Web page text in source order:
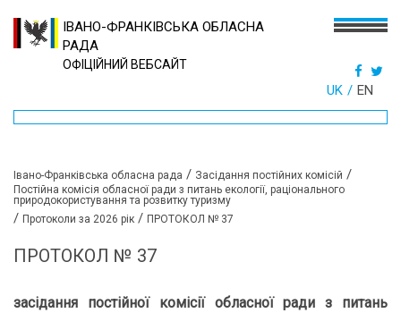
ІВАНО-ФРАНКІВСЬКА ОБЛАСНА
РАДА
ОФІЦІЙНИЙ ВЕБСАЙТ
UK EN
Івано-Франківська обласна рада / Засідання постійних комісій /
Постійна комісія обласної ради з питань екології, раціонального
природокористування та розвитку туризму
/ Протоколи за 2026 рік / ПРОТОКОЛ № 37
ПРОТОКОЛ № 37
засідання постійної комісії обласної радиз питань